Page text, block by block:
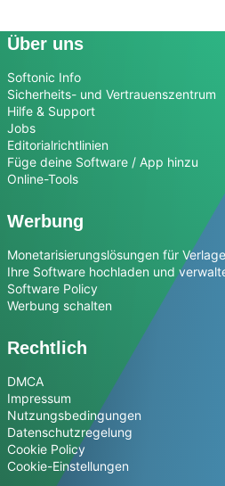
Über uns
Softonic Info
Sicherheits- und Vertrauenszentrum
Hilfe & Support
Jobs
Editorialrichtlinien
Füge deine Software / App hinzu
Online-Tools
Werbung
Monetarisierungslösungen für Verlage
Ihre Software hochladen und
Software Policy
Werbung schalten
Rechtlich
DMCA
Impressum
Nutzungsbedingungen
Datenschutzregelung
Cookie Policy
Cookie-Einstellungen